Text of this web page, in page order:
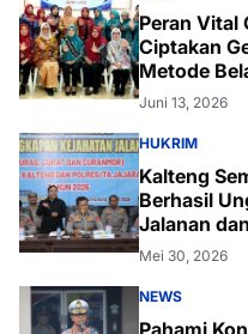
Peran Vital
Ciptakan
Metode
Inovatif
Juni 13, 2026
HUKRIM
Kalteng
Berhasil
Jalanan
Mei 30, 2026
NEWS
Pahami